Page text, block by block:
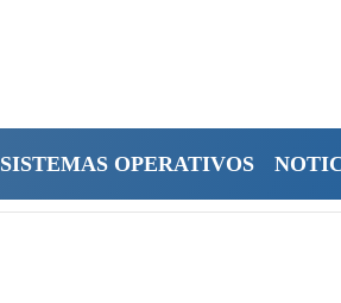
SISTEMAS OPERATIVOS